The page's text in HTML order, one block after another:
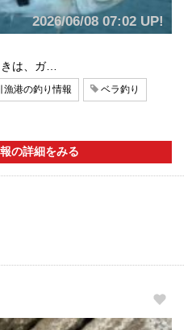
2026/06/08 07:02 UP!
は、ガ…
漁港の釣り情報 ベラ釣り
の詳細をみる